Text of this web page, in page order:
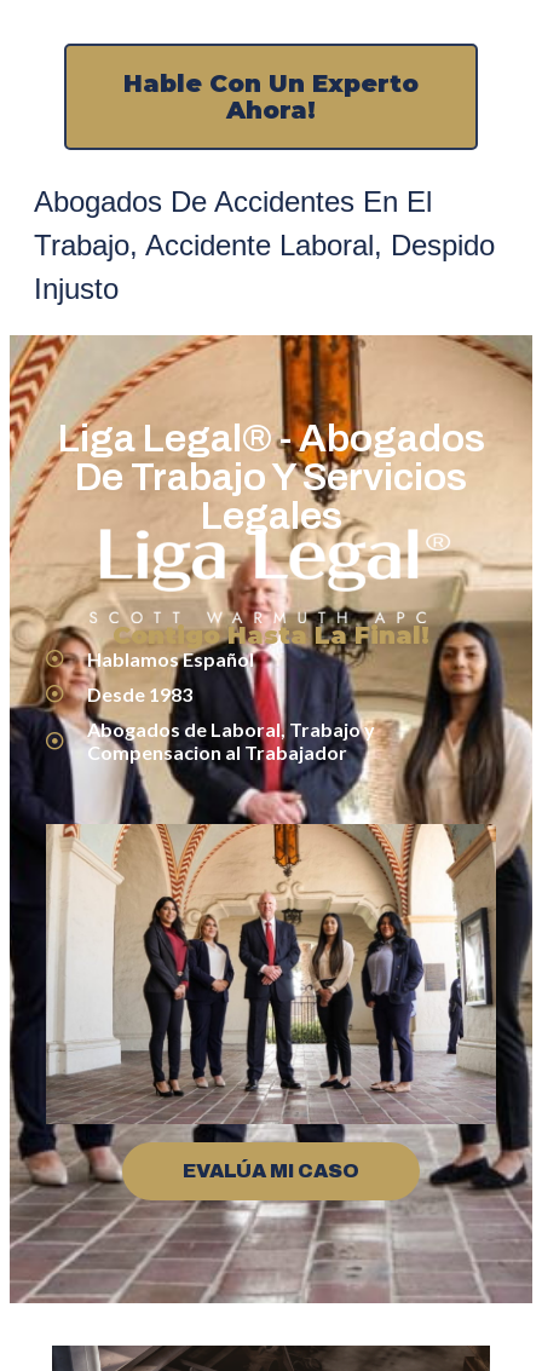
Hable Con Un Experto
Ahora!
Abogados De Accidentes En El
Trabajo, Accidente Laboral, Despido
Injusto
Liga Legal® - Abogados
De Trabajo Y Servicios
Legales
Contigo Hasta La Final!
Hablamos Español
Desde 1983
Abogados de Laboral, Trabajo y
Compensacion al Trabajador
EVALÚA MI CASO